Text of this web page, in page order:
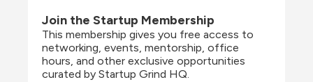
Join the Startup Membership
This membership gives you free access to
networking, events, mentorship, office
hours, and other exclusive opportunities
curated by Startup Grind HQ.